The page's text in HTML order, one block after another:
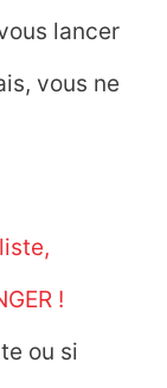
lancer
vous ne
!
ou si